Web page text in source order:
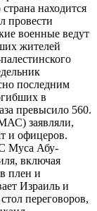
находится
провести
военные ведут
жителей
последним
в
превысило 560.
заявляли,
и офицеров.
Муса Абу-
включая
плен и
Израиль и
переговоров,